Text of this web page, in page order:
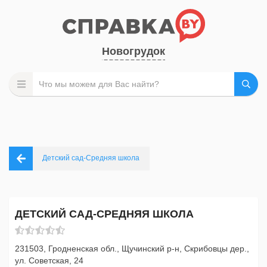
Новогрудок
Детский сад-Средняя школа
ДЕТСКИЙ САД-СРЕДНЯЯ ШКОЛА
231503, Гродненская обл., Щучинский р-н, Скрибовцы дер.,
ул. Советская, 24